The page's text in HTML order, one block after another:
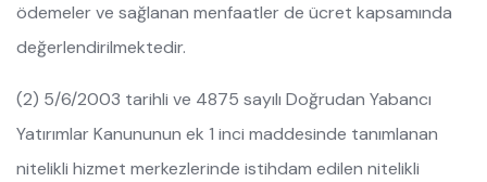
ödemeler ve sağlanan menfaatler de ücret kapsamında
değerlendirilmektedir.
(2) 5/6/2003 tarihli ve 4875 sayılı Doğrudan Yabancı
Yatırımlar Kanununun ek 1 inci maddesinde tanımlanan
nitelikli hizmet merkezlerinde istihdam edilen nitelikli